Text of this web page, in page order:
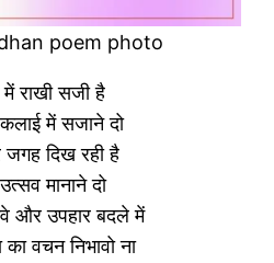
poem photo
में राखी सजी है
में सजाने दो
जगह दिख रही है
मानाने दो
और उपहार बदले में
का वचन निभावो ना